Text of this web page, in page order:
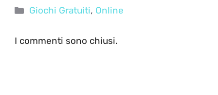
Categorie
Giochi Gratuiti, Online
I commenti sono chiusi.